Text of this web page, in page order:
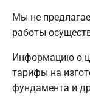
Мы не
работы
Информацию о
тарифы на
фундамента и